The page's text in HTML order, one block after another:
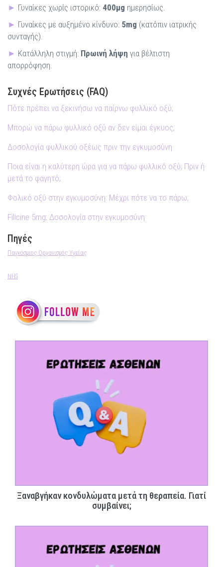
► Γυναίκες χωρίς ιστορικό: 400μg ημερησίως.
► Γυναίκες με αυξημένο κίνδυνο: 5mg (κατόπιν ιατρικής
συνταγής).
► Κατάλληλη στιγμή: Πρωινή λήψη για βέλτιστη
απορρόφηση.
Συχνές Ερωτήσεις (FAQ)
Πότε πρέπει να ξεκινήσω να παίρνω φυλλικό οξύ;
Μπορώ να πάρω φυλλικό οξύ αν δεν είμαι έγκυος;
Δοσολογία φυλλικού οξέως πριν την εγκυμοσύνη
Ποια είναι η καλύτερη ώρα για να πάρω φυλλικό οξύ; Πριν ή
μετά το φαγητό;
Φολικό οξύ στην εγκυμοσύνη: Μέχρι πότε να το πάρω;
Filicine 5mg: Δοσολογία στην εγκυμοσύνη
Πηγές
Παγκόσμιος Οργανισμός Υγείας
NHS
Ξαναβγήκαν κονδυλώματα μετά τη θεραπεία. Γιατί
συμβαίνει;